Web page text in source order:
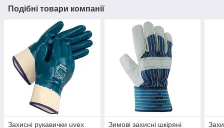
Подібні товари компанії
Захисні рукавички uvex
Зимові захисні шкіряні